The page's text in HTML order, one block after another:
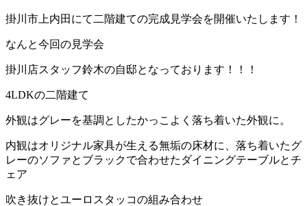
掛川市上内田にて二階建ての完成見学会を開催いたします！
なんと今回の見学会
掛川店スタッフ鈴木の自邸となっております！！！
4LDKの二階建て
外観はグレーを基調としたかっこよく落ち着いた外観に。
内観はオリジナル家具が生える無垢の床材に、落ち着いたグ
レーのソファとブラックで合わせたダイニングテーブルとチ
ェア
吹き抜けとユーロスタッコの組み合わせ